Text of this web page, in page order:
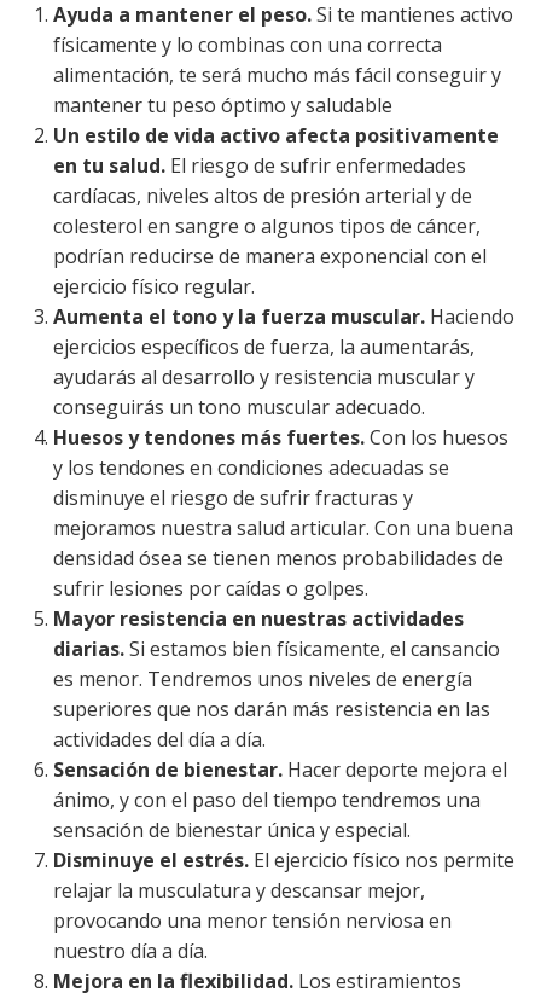
Ayuda a mantener el peso.Si te mantienes activo
físicamente y lo combinas con una correcta
alimentación, te será mucho más fácil conseguir y
mantener tu peso óptimo y saludable
Un estilo de vida activo afecta positivamente
en tu salud. El riesgo de sufrir enfermedades
cardíacas, niveles altos de presión arterial y de
colesterol en sangre o algunos tipos de cáncer,
podrían reducirse de manera exponencial con el
ejercicio físico regular.
Aumenta el tono y la fuerza muscular. Haciendo
ejercicios específicos de fuerza, la aumentarás,
ayudarás al desarrollo y resistencia muscular y
conseguirás un tono muscular adecuado.
Huesos y tendones más fuertes.Con los huesos
y los tendones en condiciones adecuadas se
disminuye el riesgo de sufrir fracturas y
mejoramos nuestra salud articular. Con una buena
densidad ósea se tienen menos probabilidades de
sufrir lesiones por caídas o golpes.
Mayor resistencia en nuestras actividades
diarias.Si estamos bien físicamente, el cansancio
es menor. Tendremos unos niveles de energía
superiores que nos darán más resistencia en las
actividades del día a día.
Sensación de bienestar. Hacer deporte mejora el
ánimo, y con el paso del tiempo tendremos una
sensación de bienestar única y especial.
Disminuye el estrés. El ejercicio físico nos permite
relajar la musculatura y descansar mejor,
provocando una menor tensión nerviosa en
nuestro día a día.
Mejora en la flexibilidad. Los estiramientos